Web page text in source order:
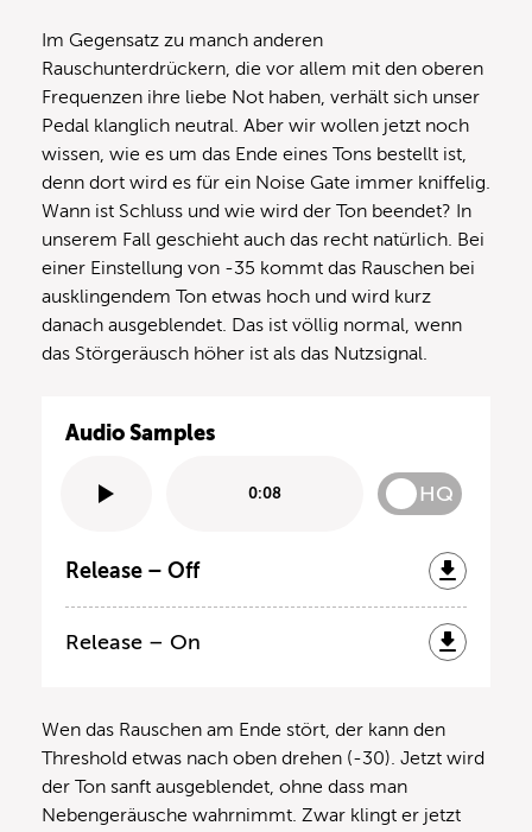
Im Gegensatz zu manch anderen
Rauschunterdrückern, die vor allem mit den oberen
Frequenzen ihre liebe Not haben, verhält sich unser
Pedal klanglich neutral. Aber wir wollen jetzt noch
wissen, wie es um das Ende eines Tons bestellt ist,
denn dort wird es für ein Noise Gate immer kniffelig.
Wann ist Schluss und wie wird der Ton beendet? In
unserem Fall geschieht auch das recht natürlich. Bei
einer Einstellung von -35 kommt das Rauschen bei
ausklingendem Ton etwas hoch und wird kurz
danach ausgeblendet. Das ist völlig normal, wenn
das Störgeräusch höher ist als das Nutzsignal.
Audio Samples
0:08 HQ
Release – Off
Release – On
Wen das Rauschen am Ende stört, der kann den
Threshold etwas nach oben drehen (-30). Jetzt wird
der Ton sanft ausgeblendet, ohne dass man
Nebengeräusche wahrnimmt. Zwar klingt er jetzt